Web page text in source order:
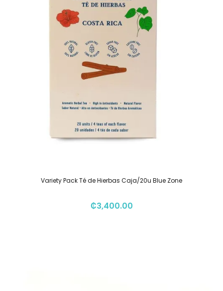
Variety Pack Té de Hierbas Caja/20u Blue Zone
₡3,400.00